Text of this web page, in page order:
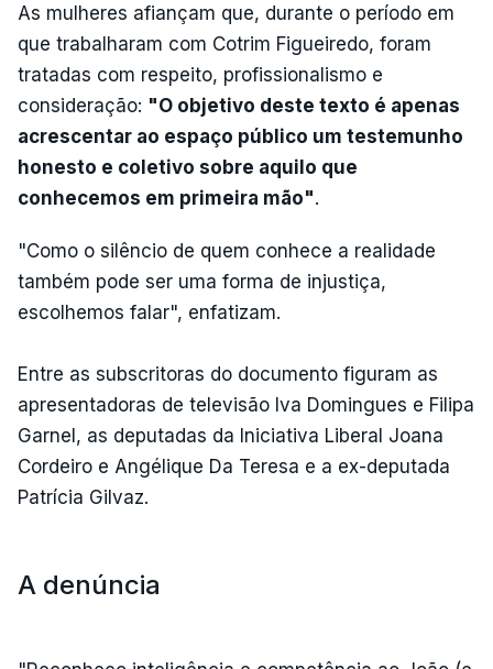
As mulheres afiançam que, durante o período em
que trabalharam com Cotrim Figueiredo, foram
tratadas com respeito, profissionalismo e
consideração: "O objetivo deste texto é apenas
acrescentar ao espaço público um testemunho
honesto e coletivo sobre aquilo que
conhecemos em primeira mão".
"Como o silêncio de quem conhece a realidade
também pode ser uma forma de injustiça,
escolhemos falar", enfatizam.
Entre as subscritoras do documento figuram as
apresentadoras de televisão Iva Domingues e Filipa
Garnel, as deputadas da Iniciativa Liberal Joana
Cordeiro e Angélique Da Teresa e a ex-deputada
Patrícia Gilvaz.
A denúncia